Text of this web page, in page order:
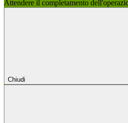
Attendere il completamento
Chiudi